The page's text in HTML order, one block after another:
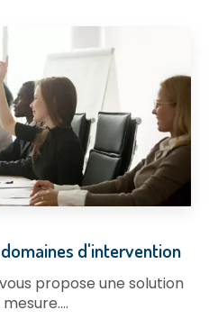
d'intervention
propose une solution